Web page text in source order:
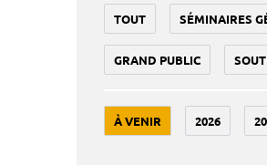
TOUT SÉMINAIRES
GRAND PUBLIC
À VENIR 2026